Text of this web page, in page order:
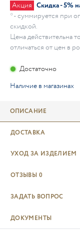
Акция Скидка - 5%
* - суммируется при
скидкой.
Цена действительна
отличаться от цен в
Достаточно
Наличие в магазинах
ОПИСАНИЕ
ДОСТАВКА
УХОД ЗА ИЗДЕЛИЕМ
ОТЗЫВЫ 0
ЗАДАТЬ ВОПРОС
ДОКУМЕНТЫ